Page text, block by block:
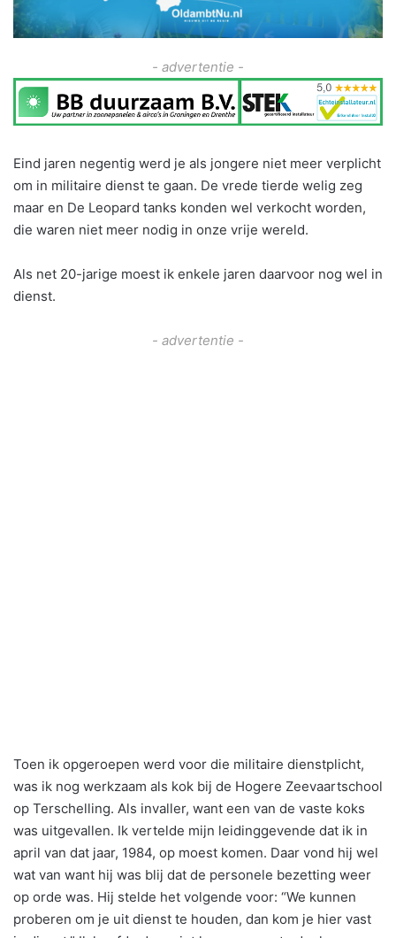
- advertentie -
Eind jaren negentig werd je als jongere niet meer verplicht
om in militaire dienst te gaan. De vrede tierde welig zeg
maar en De Leopard tanks konden wel verkocht worden,
die waren niet meer nodig in onze vrije wereld.
Als net 20-jarige moest ik enkele jaren daarvoor nog wel in
dienst.
- advertentie -
Toen ik opgeroepen werd voor die militaire dienstplicht,
was ik nog werkzaam als kok bij de Hogere Zeevaartschool
op Terschelling. Als invaller, want een van de vaste koks
was uitgevallen. Ik vertelde mijn leidinggevende dat ik in
april van dat jaar, 1984, op moest komen. Daar vond hij wel
wat van want hij was blij dat de personele bezetting weer
op orde was. Hij stelde het volgende voor: “We kunnen
proberen om je uit dienst te houden, dan kom je hier vast